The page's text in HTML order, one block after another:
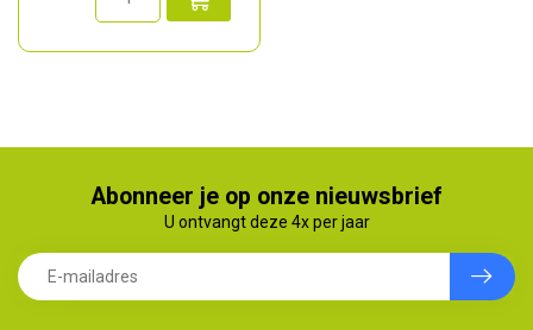
Abonneer je op onze nieuwsbrief
U ontvangt deze 4x per jaar